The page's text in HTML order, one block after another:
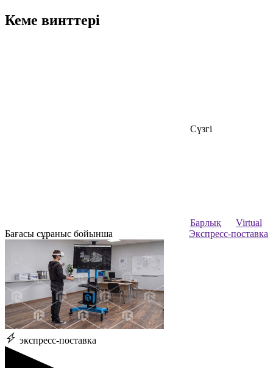
Кеме винттері
Сүзгі
Барлық
Экспресс-поставка
Virtual
Бағасы сұраныс бойынша
экспресс-поставка